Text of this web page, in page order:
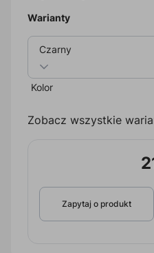
Warianty
Czarny
Kolor
Zobacz wszystkie
Zapytaj o produkt